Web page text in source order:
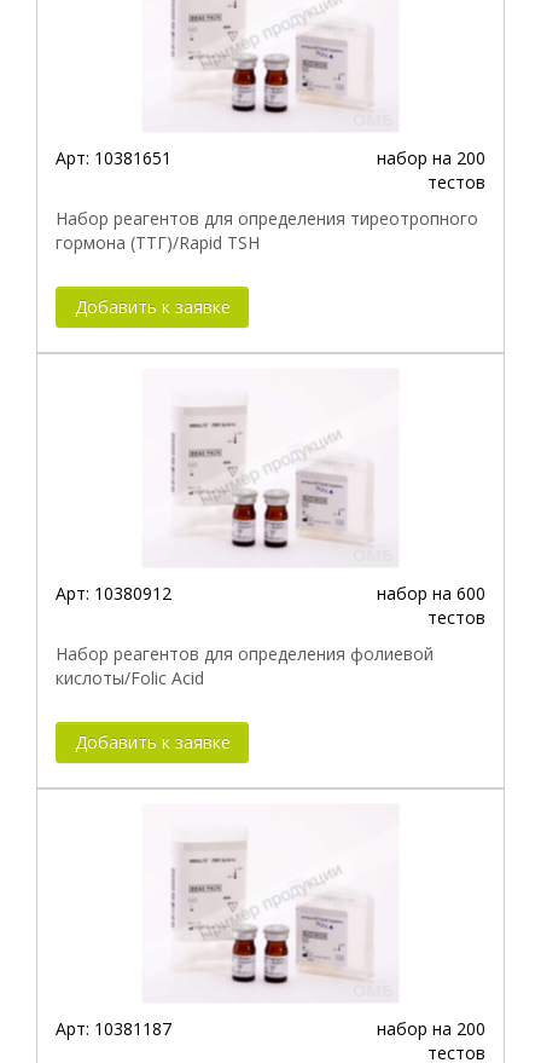
Арт: 10381651
набор на 200
тестов
Набор реагентов для определения тиреотропного
гормона (ТТГ)/Rapid TSH
Добавить к заявке
Арт: 10380912
набор на 600
тестов
Набор реагентов для определения фолиевой
кислоты/Folic Acid
Добавить к заявке
Арт: 10381187
набор на 200
тестов